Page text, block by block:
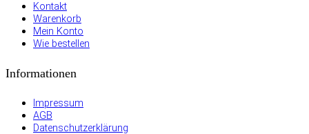
Kontakt
Warenkorb
Mein Konto
Wie bestellen
Informationen
Impressum
AGB
Datenschutzerklärung